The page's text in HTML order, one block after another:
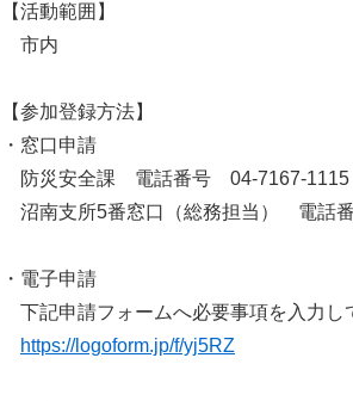
【活動範囲】
市内
【参加登録方法】
・窓口申請
防災安全課 電話番号 04-7167-1115
沼南支所5番窓口（総務担当） 電話
・電子申請
下記申請フォームへ必要事項を入力し
https://logoform.jp/f/yj5RZ